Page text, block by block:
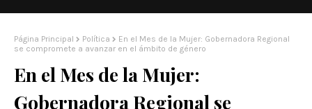
Página Principal Política
En el Mes de la Mujer: Gobernadora Regional
se compromete a avanzar en el ámbito de género
En el Mes de la Mujer:
Gobernadora Regional se